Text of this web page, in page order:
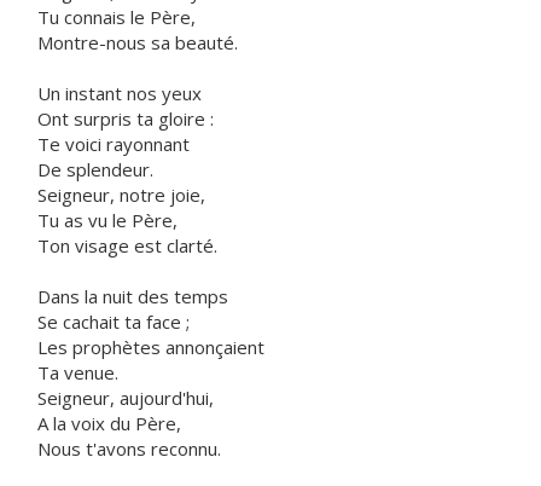
Tu connais le Père,
Montre-nous sa beauté.
Un instant nos yeux
Ont surpris ta gloire :
Te voici rayonnant
De splendeur.
Seigneur, notre joie,
Tu as vu le Père,
Ton visage est clarté.
Dans la nuit des temps
Se cachait ta face ;
Les prophètes annonçaient
Ta venue.
Seigneur, aujourd'hui,
A la voix du Père,
Nous t'avons reconnu.